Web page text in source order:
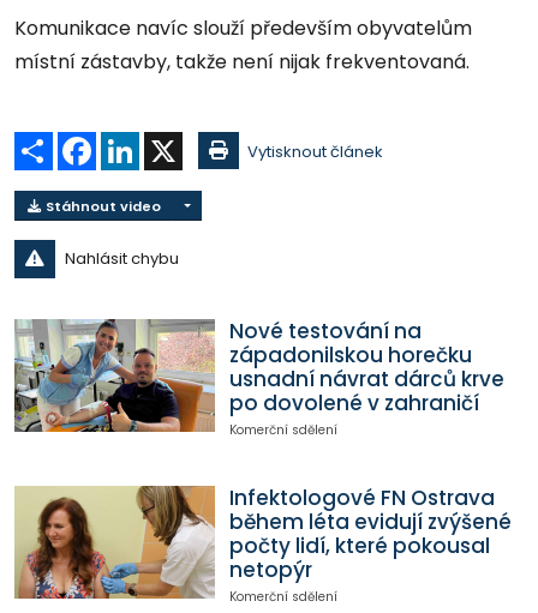
Komunikace navíc slouží především obyvatelům
místní zástavby, takže není nijak frekventovaná.
Sdílet Facebook
LinkedIn Vytisknout článek
Stáhnout video
Nahlásit chybu
Nové testování na
západonilskou horečku
usnadní návrat dárců krve
po dovolené v zahraničí
Komerční sdělení
Infektologové FN Ostrava
během léta evidují zvýšené
počty lidí, které pokousal
netopýr
Komerční sdělení